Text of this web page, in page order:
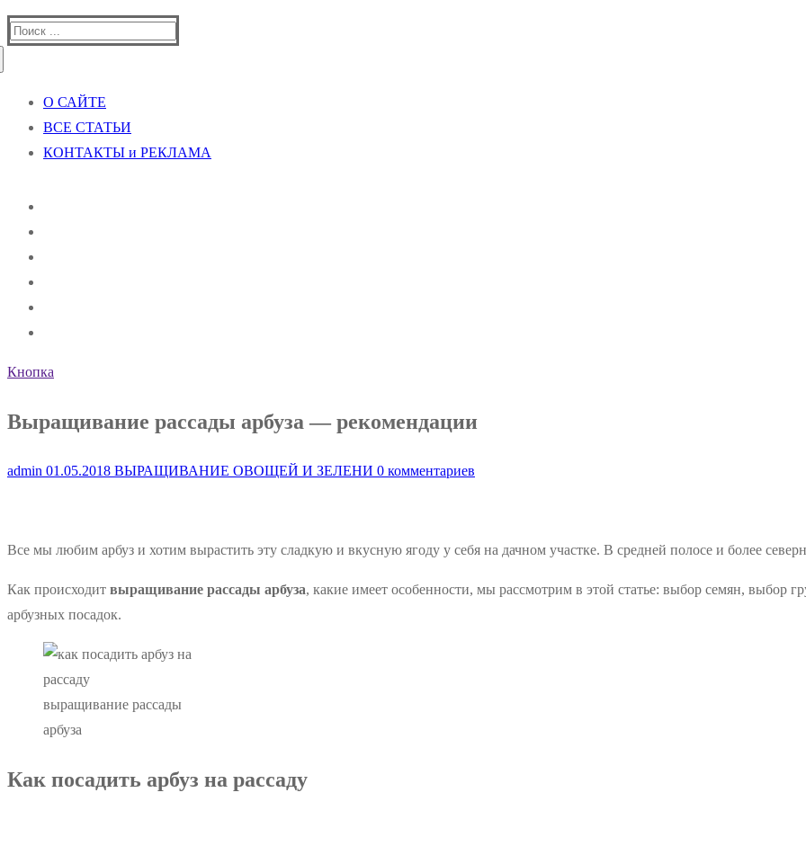
Найти:
О САЙТЕ
ВСЕ СТАТЬИ
КОНТАКТЫ и РЕКЛАМА
Кнопка
Выращивание рассады арбуза — рекомендации
admin 01.05.2018 ВЫРАЩИВАНИЕ ОВОЩЕЙ И ЗЕЛЕНИ 0 комментариев
Все мы любим арбуз и хотим вырастить эту сладкую и вкусную ягоду у себя на дачном участке. В средней полосе и более
Как происходит выращивание рассады арбуза, какие имеет особенности, мы рассмотрим в этой статье: выбор семян, выбор
арбузных посадок.
выращивание рассады
арбуза
Как посадить арбуз на рассаду